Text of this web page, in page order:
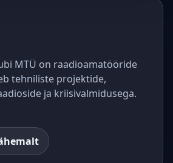
MTÜ on raadioamatööride
tehniliste projektide,
ja kriisivalmidusega.